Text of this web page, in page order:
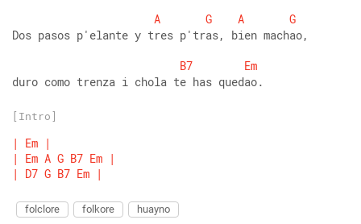
A
G A
G
Dos pasos p'elante y tres p'tras, bien machao,
B7
Em
duro como trenza i chola te has quedao.
[Intro]
| Em |
|
Em A G B7 Em |
|
D7 G B7 Em |
folclore folkore huayno